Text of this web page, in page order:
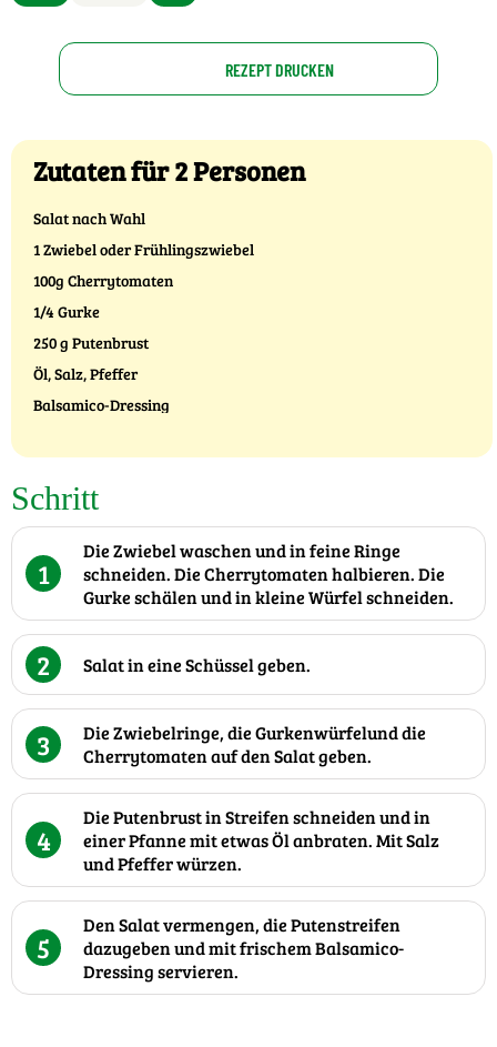
REZEPT DRUCKEN
Zutaten für 2 Personen
Salat nach Wahl
1 Zwiebel oder Frühlingszwiebel
100g Cherrytomaten
1/4 Gurke
250 g Putenbrust
Öl, Salz, Pfeffer
Balsamico-Dressing
Schritt
1
Die Zwiebel waschen und in feine Ringe
schneiden. Die Cherrytomaten halbieren. Die
Gurke schälen und in kleine Würfel schneiden.
2 Salat in eine Schüssel geben.
3
Die Zwiebelringe, die Gurkenwürfelund die
Cherrytomaten auf den Salat geben.
4
Die Putenbrust in Streifen schneiden und in
einer Pfanne mit etwas Öl anbraten. Mit Salz
und Pfeffer würzen.
5
Den Salat vermengen, die Putenstreifen
dazugeben und mit frischem Balsamico-
Dressing servieren.